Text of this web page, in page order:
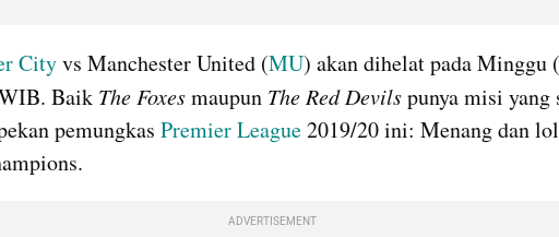
City vs Manchester United (MU) akan dihelat pada Minggu
Baik The Foxes maupun The Red Devils punya misi yang
pemungkas Premier League 2019/20 ini: Menang dan
ADVERTISEMENT